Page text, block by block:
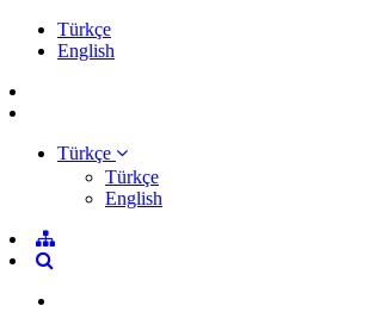
Türkçe
English
Türkçe
Türkçe
English